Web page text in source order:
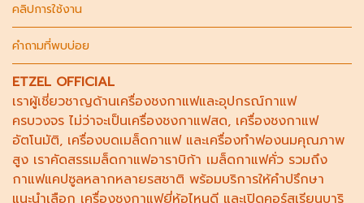
คลิปการใช้งาน
คำถามที่พบบ่อย
ETZEL OFFICIAL
เราผู้เชี่ยวชาญด้านเครื่องชงกาแฟและอุปกรณ์กาแฟ
ครบวงจร ไม่ว่าจะเป็นเครื่องชงกาแฟสด, เครื่องชงกาแฟ
อัตโนมัติ, เครื่องบดเมล็ดกาแฟและเครื่องทำฟองนมคุณภาพ
สูง เราคัดสรรเมล็ดกาแฟอาราบิก้า เมล็ดกาแฟคั่ว รวมถึง
กาแฟแคปซูลหลากหลายรสชาติ พร้อมบริการให้คำปรึกษา
แนะนำเลือก เครื่องชงกาแฟยี่ห้อไหนดี และเปิดคอร์สเรียนบาริ